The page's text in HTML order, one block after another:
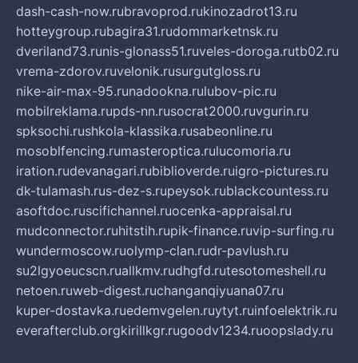
dash-cash-now.rubravoprod.rukinozadrot13.ru
hotteygroup.rubagira31.rudommarketnsk.ru
dveriland73.runis-glonass51.ruveles-doroga.rutb02.ru
vrema-zdorov.ruvelonik.rusurgutgloss.ru
nike-air-max-95.runadookna.rulubov-pic.ru
mobilreklama.rupds-nn.rusocrat2000.ruvgurin.ru
spksochi.rushkola-klassika.rusabeonline.ru
mosoblfencing.rumasteroptica.rulucomoria.ru
iration.rudevanagari.rubiblioverde.ruigro-pictures.ru
dk-tulamash.rus-dez-s.rupeysok.rublackcountess.ru
asoftdoc.ruscifichannel.ruocenka-appraisal.ru
mudconnector.ruhitstih.rupik-finance.ruvip-surfing.ru
wundermoscow.ruolymp-clan.rudr-pavlush.ru
su2lgyoeucscn.ruallkmv.rudhgfd.rutesotomeshell.ru
netoen.ruweb-digest.ruchanganqiyuana07.ru
kuper-dostavka.ruedemvgelen.ruytyt.ruinfoelektrik.ru
everafterclub.orgkirillkgr.rugoodv1234.ruoopslady.ru